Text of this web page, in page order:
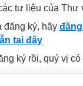
tư liệu của Thư
đăng ký, hãy
tại đây
ký rồi, quý vị